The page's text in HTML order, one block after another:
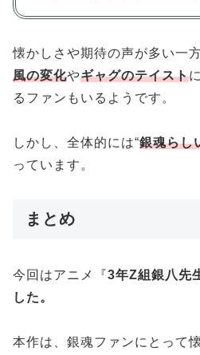
懐かしさや期待の声が多い一方
風の変化やギャグのテイスト
るファンもいるようです。
しかし、全体的には“銀魂らし
っています。
まとめ
今回はアニメ『3年Z組銀八先
した。
本作は、銀魂ファンにとって